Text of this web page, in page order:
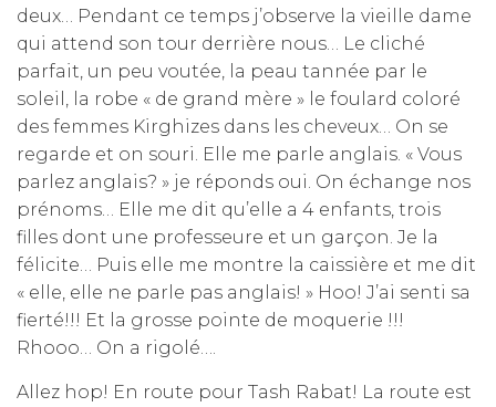
deux… Pendant ce temps j’observe la vieille dame
qui attend son tour derrière nous… Le cliché
parfait, un peu voutée, la peau tannée par le
soleil, la robe « de grand mère » le foulard coloré
des femmes Kirghizes dans les cheveux… On se
regarde et on souri. Elle me parle anglais. « Vous
parlez anglais? » je réponds oui. On échange nos
prénoms… Elle me dit qu’elle a 4 enfants, trois
filles dont une professeure et un garçon. Je la
félicite… Puis elle me montre la caissière et me dit
« elle, elle ne parle pas anglais! » Hoo! J’ai senti sa
fierté!!! Et la grosse pointe de moquerie !!!
Rhooo… On a rigolé….
Allez hop! En route pour Tash Rabat! La route est